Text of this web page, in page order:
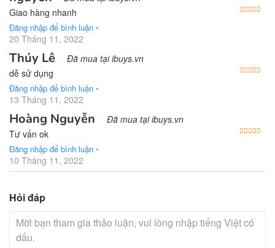
Giao hàng nhanh
Đăng nhập để bình luận •
20 Tháng 11, 2022
Thúy Lê Đã mua tại ibuys.vn
dễ sử dụng
Đăng nhập để bình luận •
13 Tháng 11, 2022
Hoàng Nguyễn Đã mua tại ibuys.vn
Tư vấn ok
Đăng nhập để bình luận •
10 Tháng 11, 2022
Hỏi đáp